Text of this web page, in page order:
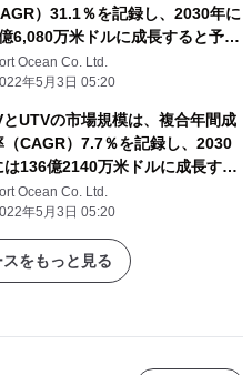
）31.1％を記録し、2030年に
6,080万米ドルに成長すると予測
るOcean Co. Ltd.
年5月3日 05:20
とUTVの市場規模は、複合年間成
（CAGR）7.7％を記録し、2030
は136億2140万米ドルに成長する
測される
Ocean Co. Ltd.
年5月3日 05:20
をもっと見る